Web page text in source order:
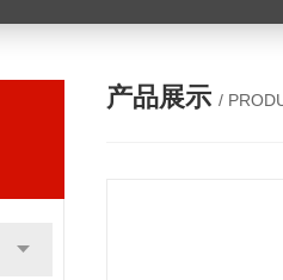
产品展示 /